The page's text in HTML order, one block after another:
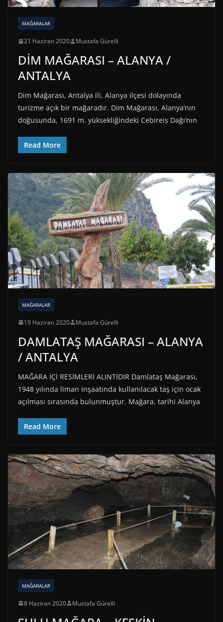
MAĞARALAR
21 Haziran 2020 Mustafa Gürelli
DİM MAĞARASI – ALANYA /
ANTALYA
Dim Mağarası, Antalya ili, Alanya ilçesi dolayında
turizme açık bir mağaradır. Dim Mağarası, Alanya’nın
doğusunda, 1691 m. yüksekliğindeki Cebireis Dağı’nın
Read More
MAĞARALAR
19 Haziran 2020 Mustafa Gürelli
DAMLATAŞ MAĞARASI – ALANYA
/ ANTALYA
MAĞARA İÇİ RESİMLERİ ALINTIDIR Damlataş Mağarası,
1948 yılında liman inşaatında kullanılacak taş için ocak
açılması sırasında bulunmuştur. Mağara, tarihi Alanya
Read More
MAĞARALAR
8 Haziran 2020 Mustafa Gürelli